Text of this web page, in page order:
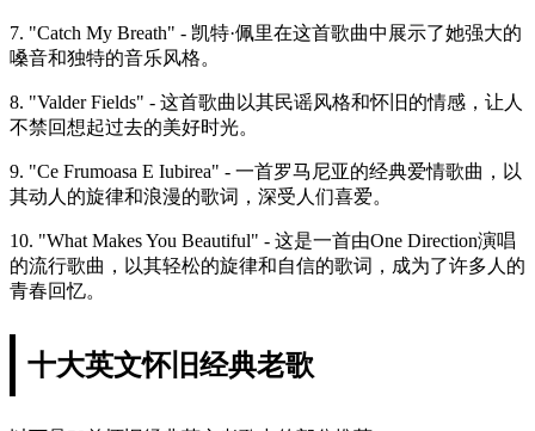
7. "Catch My Breath" - 凯特·佩里在这首歌曲中展示了她强大的
嗓音和独特的音乐风格。
8. "Valder Fields" - 这首歌曲以其民谣风格和怀旧的情感，让人
不禁回想起过去的美好时光。
9. "Ce Frumoasa E Iubirea" - 一首罗马尼亚的经典爱情歌曲，以
其动人的旋律和浪漫的歌词，深受人们喜爱。
10. "What Makes You Beautiful" - 这是一首由One Direction演唱
的流行歌曲，以其轻松的旋律和自信的歌词，成为了许多人的
青春回忆。
十大英文怀旧经典老歌